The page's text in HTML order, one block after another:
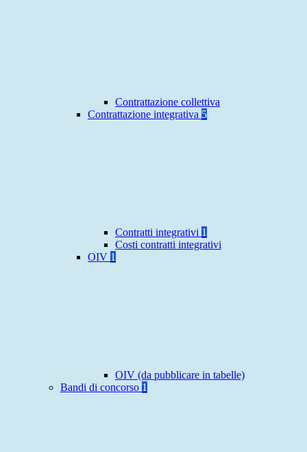
Contrattazione collettiva
Contrattazione integrativa 5
Contratti integrativi 1
Costi contratti integrativi
OIV 1
OIV (da pubblicare in tabelle)
Bandi di concorso 1